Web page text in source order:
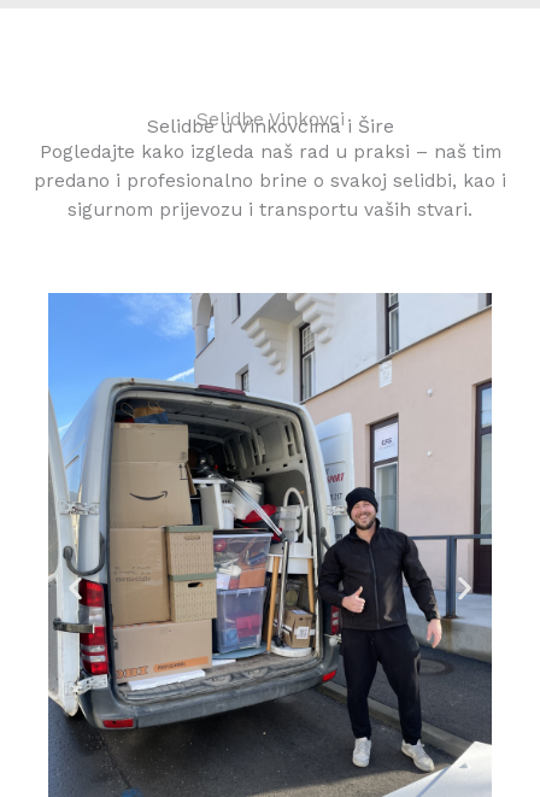
Selidbe Vinkovci
Selidbe u Vinkovcima i Šire
Pogledajte kako izgleda naš rad u praksi – naš tim
predano i profesionalno brine o svakoj selidbi, kao i
sigurnom prijevozu i transportu vaših stvari.